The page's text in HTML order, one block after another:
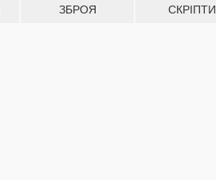
ЗБРОЯ СКРІПТИ